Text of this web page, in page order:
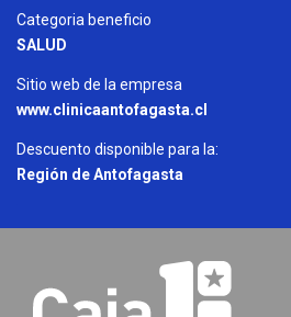
Categoria beneficio
SALUD
Sitio web de la empresa
www.clinicaantofagasta.cl
Descuento disponible para la:
Región de Antofagasta